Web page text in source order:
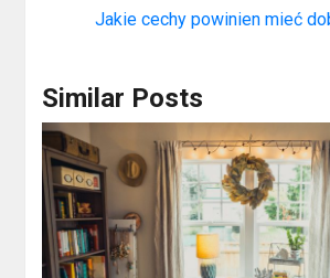
Jakie cechy powinien mieć
Similar Posts